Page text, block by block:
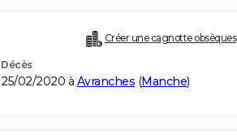
Créer une cagnotte obsèques
Décès
25/02/2020 à Avranches (Manche)